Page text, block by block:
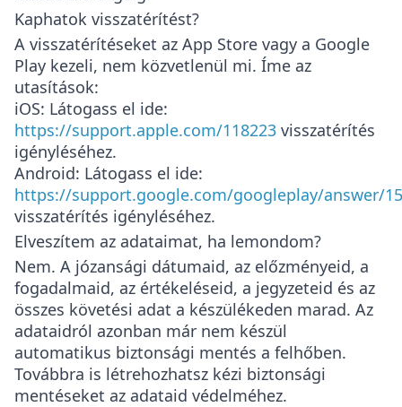
Kaphatok visszatérítést?
A visszatérítéseket az App Store vagy a Google
Play kezeli, nem közvetlenül mi. Íme az
utasítások:
iOS: Látogass el ide:
https://support.apple.com/118223 visszatérítés
igényléséhez.
Android: Látogass el ide:
https://support.google.com/googleplay/answer/
visszatérítés igényléséhez.
Elveszítem az adataimat, ha lemondom?
Nem. A józansági dátumaid, az előzményeid, a
fogadalmaid, az értékeléseid, a jegyzeteid és az
összes követési adat a készülékeden marad. Az
adataidról azonban már nem készül
automatikus biztonsági mentés a felhőben.
Továbbra is létrehozhatsz kézi biztonsági
mentéseket az adataid védelméhez.